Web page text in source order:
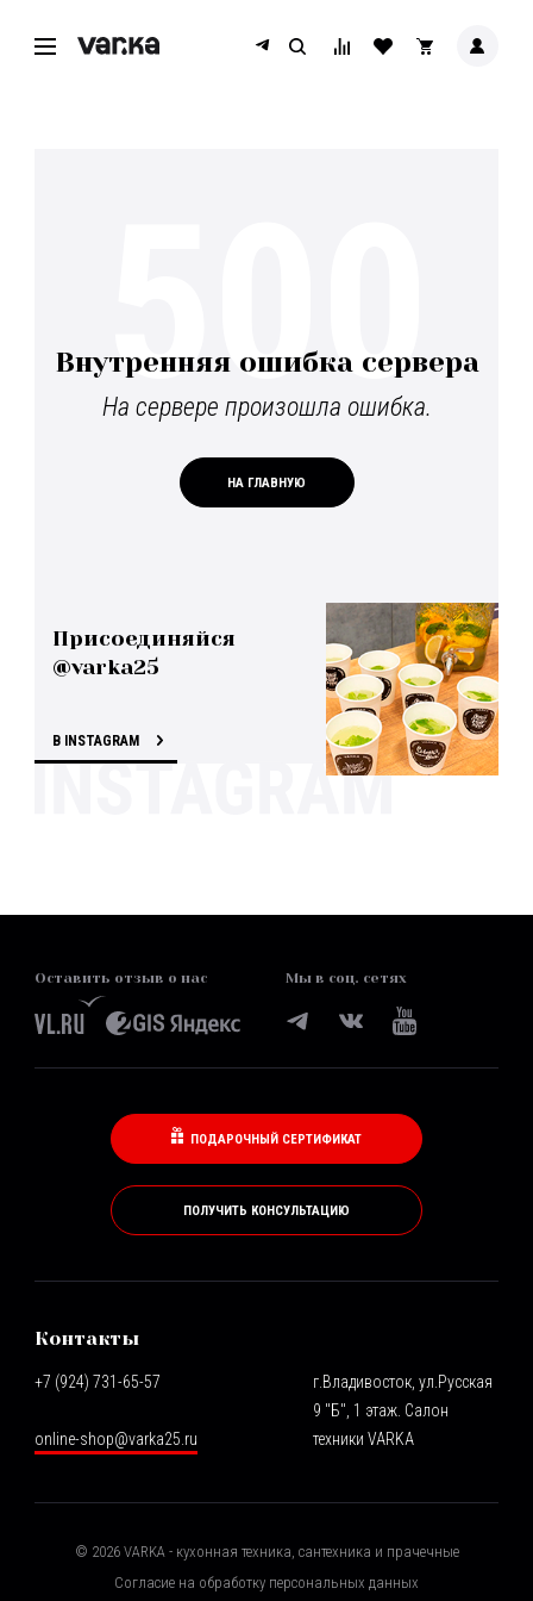
Внутренняя ошибка сервера
На сервере произошла ошибка.
НА ГЛАВНУЮ
500
Присоединяйся
@varka25
В INSTAGRAM
Оставить отзыв о нас Мы в соц. сетях
ПОДАРОЧНЫЙ СЕРТИФИКАТ
ПОЛУЧИТЬ КОНСУЛЬТАЦИЮ
Контакты
+7 (924) 731-65-57
online-shop@varka25.ru
г.Владивосток, ул.Русская
9 "Б", 1 этаж. Салон
техники VARKA
© 2026VARKA - кухонная техника, сантехника и прачечные
Согласие на обработку персональных данных